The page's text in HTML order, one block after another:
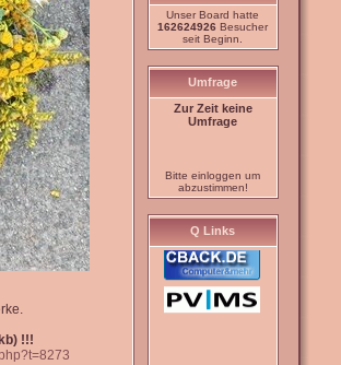
!!!
Unser Board hatte
162624926 Besucher
seit Beginn.
Umfrage
Zur Zeit keine
Umfrage
Bitte einloggen um
abzustimmen!
Q Links